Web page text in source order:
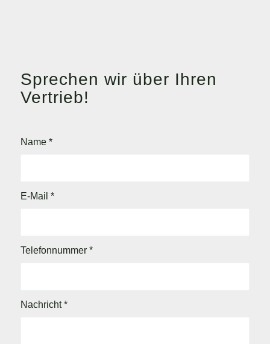
Sprechen wir über Ihren
Vertrieb!
Name *
E-Mail *
Telefonnummer *
Nachricht*